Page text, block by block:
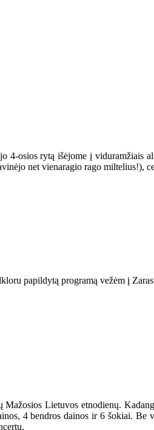
osios rytą išėjome į viduramžiais
net vienaragio rago miltelius!),
papildytą programą vežėm į
Lietuvos etnodienų.
4 bendros dainos ir 6 šokiai. Be